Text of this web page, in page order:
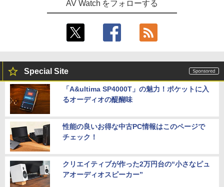
AV Watch をフォローする
Special Site
「A&ultima SP4000T」の魅力！ポケットに入
るオーディオの醍醐味
性能の良いお得な中古PC情報はこのページで
チェック！
クリエイティブが作った2万円台の“小さなピュ
アオーディオスピーカー”